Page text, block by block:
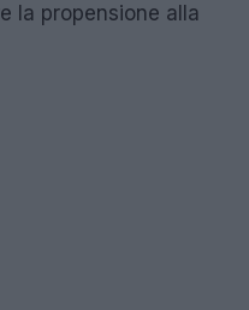
la propensione alla